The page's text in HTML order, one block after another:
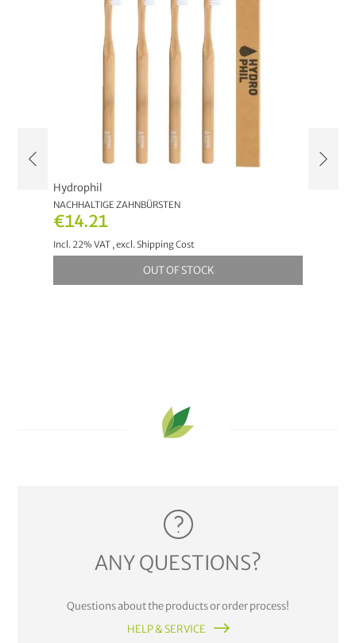
€14.21
Incl. 22% VAT ,excl.Shipping Cost
Hydrophil
NACHHALTIGE ZAHNBÜRSTEN
OUT OF STOCK
ANY QUESTIONS?
Questions about the products or order process!
HELP & SERVICE